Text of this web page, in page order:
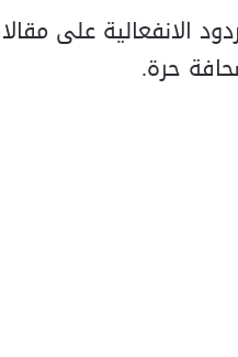
الانفعالية على
حرة.